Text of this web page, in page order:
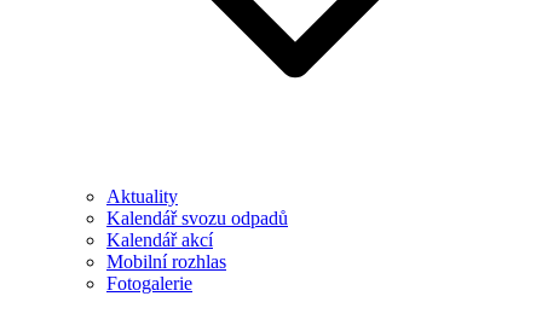
Aktuality
Kalendář svozu odpadů
Kalendář akcí
Mobilní rozhlas
Fotogalerie